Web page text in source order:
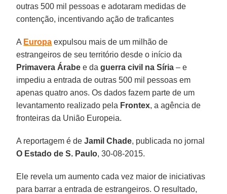
outras 500 mil pessoas e adotaram medidas de
contenção, incentivando ação de traficantes
A Europa expulsou mais de um milhão de
estrangeiros de seu território desde o início da
Primavera Árabe e daguerra civil na Síria – e
impediu a entrada de outras 500 mil pessoas em
apenas quatro anos. Os dados fazem parte de um
levantamento realizado pela Frontex, a agência de
fronteiras da União Europeia.
A reportagem é deJamil Chade, publicada no jornal
O Estado de S. Paulo, 30-08-2015.
Ele revela um aumento cada vez maior de iniciativas
para barrar a entrada de estrangeiros. O resultado,